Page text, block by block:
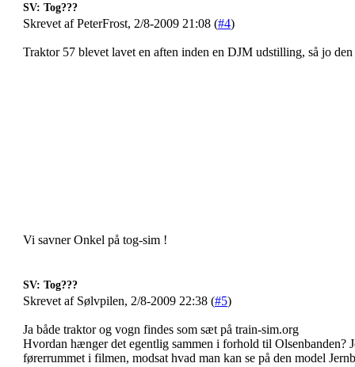
SV: Tog???
Skrevet af PeterFrost, 2/8-2009 21:08 (#4)
Traktor 57 blevet lavet en aften inden en DJM udstilling, så jo
Vi savner Onkel på tog-sim !
SV: Tog???
Skrevet af Sølvpilen, 2/8-2009 22:38 (#5)
Ja både traktor og vogn findes som sæt på train-sim.org
Hvordan hænger det egentlig sammen i forhold til Olsenbanden?
førerrummet i filmen, modsat hvad man kan se på den model